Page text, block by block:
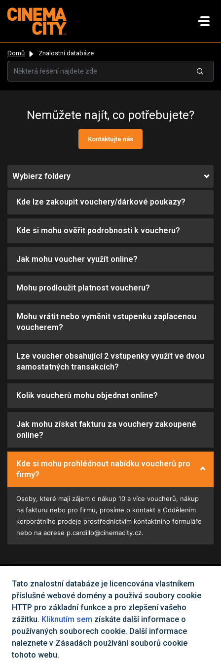
Domů Znalostní databáze
Nemůžete najít, co potřebujete?
Kontaktujte nás
Wybierz foldery
Kde lze zakoupit vouchery/dárkové poukazy?
Kde si mohu ověřit podrobnosti k voucheru?
Jak mohu voucher využít online?
Mohu prodloužit platnost voucheru?
Mohu vrátit nebo vyměnit vstupenku zaplacenou
voucherem?
Lze voucher obsahující 2 vstupenky využít ve dvou
samostatných transakcích?
Kolik voucherů mohu objednat online?
Jak mohu získat fakturu za vouchery zakoupené
online?
Kde si mohu prohlédnout nabídku voucherů pro
firmy?
Osoby, které mají zájem o nákup 10 a více voucherů, nákup
na fakturu nebo pro firmu, prosíme o kontakt s Oddělením
korporátního prodeje prostřednictvím kontaktního formuláře
nebo na adrese p.cardillo@cinemacity.cz.
Nemůžete najít, co potřebujete?
Kontaktujte nás
Všechna práva vyhrazena Cinema City Česká republika
Tato znalostní databáze je licencována vlastníkem
příslušné webové domény a používá soubory cookie
HTTP pro základní funkce a pro zlepšení vašeho
zážitku. Kliknutím sem získáte další informace o
používaných souborech cookie. Další informace
naleznete v Zásadách používání souborů cookie
tohoto webu.